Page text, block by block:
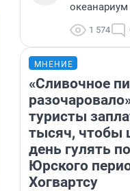
океанариум
1 574
МНЕНИЕ
«Сливочное
туристы
тысяч, чтобы
день гулять
Юрского
Хогвартсу